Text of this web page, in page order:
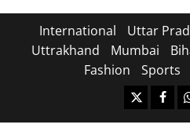
International Uttar
Uttrakhand
Mumbai
Fashion
Sports
https://